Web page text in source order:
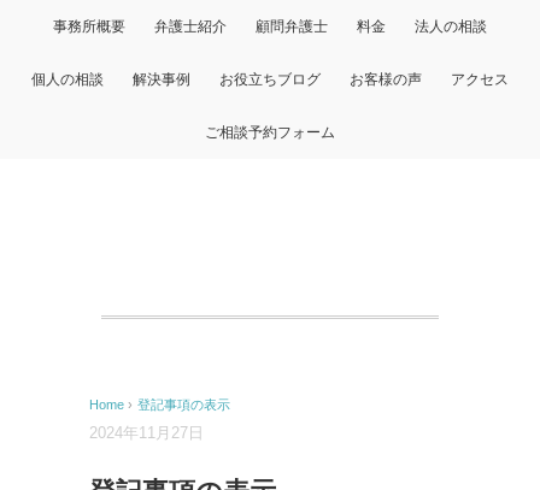
事務所概要 弁護士紹介 顧問弁護士 料金 法人の相談
個人の相談 解決事例 お役立ちブログ お客様の声 アクセス
ご相談予約フォーム
Home › 登記事項の表示
2024年11月27日